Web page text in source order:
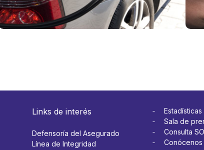
Links de interés
Defensoría del Asegurado
Línea de Integridad
Estadísticas
Sala de
Consulta
Conócenos